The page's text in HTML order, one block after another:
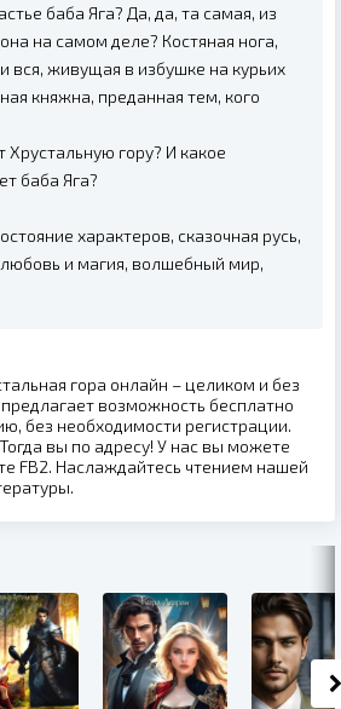
баба Яга? Да, да, та самая, из
на самом деле? Костяная нога,
вся, живущая в избушке на курьих
княжна, преданная тем, кого
Хрустальную гору? И какое
баба Яга?
характеров, сказочная русь,
и магия, волшебный мир,
гора онлайн – целиком и без
возможность бесплатно
без необходимости регистрации.
вы по адресу! У нас вы можете
FB2. Наслаждайтесь чтением нашей